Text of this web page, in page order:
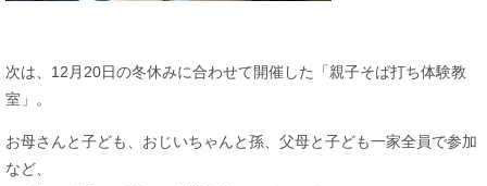
次は、12月20日の冬休みに合わせて開催した「親子そば打ち体験教
室」。
お母さんと子ども、おじいちゃんと孫、父母と子ども一家全員で参加
など、